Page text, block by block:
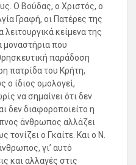
Ο Βούδας, ο Χριστός, ο
Γραφή, οι Πατέρες της
κείμενα της
μοναστήρια που
παράδοση
πατρίδα του Κρήτη,
ίδιος ομολογεί,
να σημαίνει ότι δεν
δεν διαφοροποιείτο η
άνθρωπος αλλάζει
ο Γκαίτε. Και ο Ν.
γι’ αυτό
και αλλαγές στις